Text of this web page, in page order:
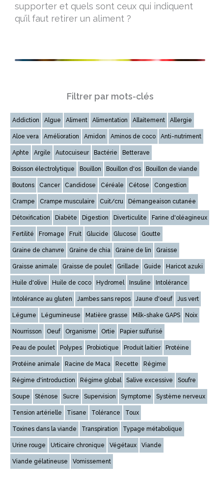
supporter et quels sont ceux qui indiquent
qu’il faut retirer un aliment ?
Filtrer par mots-clés
Addiction Algue Aliment Alimentation Allaitement Allergie
Aloe vera Amélioration Amidon Aminos de coco Anti-nutriment
Aphte Argile Autocuiseur Bactérie Betterave
Boisson électrolytique Bouillon Bouillon d'os Bouillon de viande
Boutons Cancer Candidose Céréale Cétose Congestion
Crampe Crampe musculaire Cuit/cru Démangeaison cutanée
Détoxification Diabète Digestion Diverticulite Farine d'oléagineux
Fertilité Fromage Fruit Glucide Glucose Goutte
Graine de chanvre Graine de chia Graine de lin Graisse
Graisse animale Graisse de poulet Grillade Guide Haricot azuki
Huile d'olive Huile de coco Hydromel Insuline Intolérance
Intolérance au gluten Jambes sans repos Jaune d'oeuf Jus vert
Légume Légumineuse Matière grasse Milk-shake GAPS Noix
Nourrisson Oeuf Organisme Ortie Papier sulfurisé
Peau de poulet Polypes Probiotique Produit laitier Protéine
Protéine animale Racine de Maca Recette Régime
Régime d'introduction Régime global Salive excessive Soufre
Soupe Sténose Sucre Supervision Symptome Système nerveux
Tension artérielle Tisane Tolérance Toux
Toxines dans la viande Transpiration Typage métabolique
Urine rouge Urticaire chronique Végétaux Viande
Viande gélatineuse Vomissement